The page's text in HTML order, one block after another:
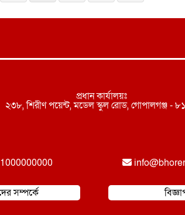
প্রধান কার্যালয়ঃ
২৩৮, শিরীণ পয়েন্ট, মডেল স্কুল রোড, গোপালগঞ্জ -
info@
সম্পর্কে